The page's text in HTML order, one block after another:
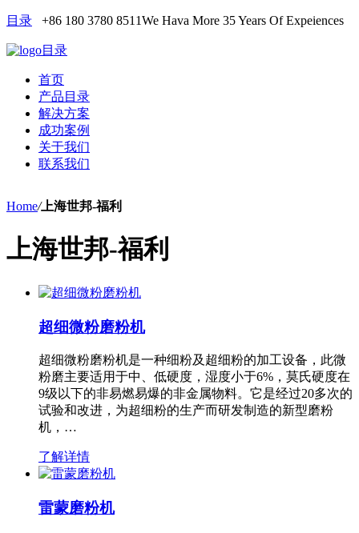
目录 +86 180 3780 8511We Hava More 35 Years Of Expeiences
目录
首页
产品目录
解决方案
成功案例
关于我们
联系我们
Home/上海世邦-福利
上海世邦-福利
超细微粉磨粉机
超细微粉磨粉机是一种细粉及超细粉的加工设备，此微
粉磨主要适用于中、低硬度，湿度小于6%，莫氏硬度在
9级以下的非易燃易爆的非金属物料。它是经过20多次的
试验和改进，为超细粉的生产而研发制造的新型磨粉
机，…
了解详情
雷蒙磨粉机